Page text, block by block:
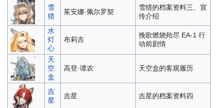
雪
猎
茱安娜·佩尔罗契
雪猎的档案资料三、宣
传介绍
水
灯
心
布莉吉
挽歌燃烧殆尽 EA-1 行
动前剧情
天
空
盒
高登·谭农 天空盒的客观履历
吉
星
吉星 吉星的档案资料四